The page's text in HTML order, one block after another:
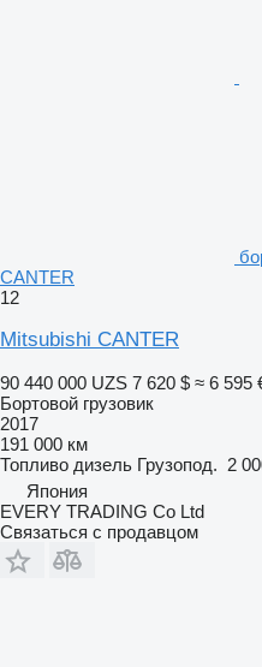
CANTER
12
Mitsubishi CANTER
90 440 000 UZS 7 620 $ ≈ 6 595
Бортовой грузовик
2017
191 000 км
Топливо дизель Грузопод. 2
Япония
EVERY TRADING Co Ltd
Связаться с продавцом